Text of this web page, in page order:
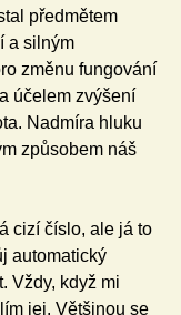
předmětem
a silným
změnu fungování
účelem zvýšení
Nadmíra hluku
způsobem náš
cizí číslo, ale já to
automatický
Vždy, když mi
jej. Většinou se